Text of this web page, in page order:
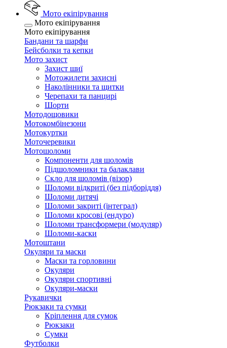
Мото екіпірування
Мото екіпірування
Мото екіпірування
Бандани та шарфи
Бейсболки та кепки
Мото захист
Захист шиї
Мотожилети захисні
Наколінники та щитки
Черепахи та панцирі
Шорти
Мотодощовики
Мотокомбінезони
Мотокуртки
Моточеревики
Мотошоломи
Компоненти для шоломів
Підшоломники та балаклави
Скло для шоломів (візор)
Шоломи відкриті (без підборіддя)
Шоломи дитячі
Шоломи закриті (інтеграл)
Шоломи кросові (ендуро)
Шоломи трансформери (модуляр)
Шоломи-каски
Мотоштани
Окуляри та маски
Маски та горловини
Окуляри
Окуляри спортивні
Окуляри-маски
Рукавички
Рюкзаки та сумки
Кріплення для сумок
Рюкзаки
Сумки
Футболки